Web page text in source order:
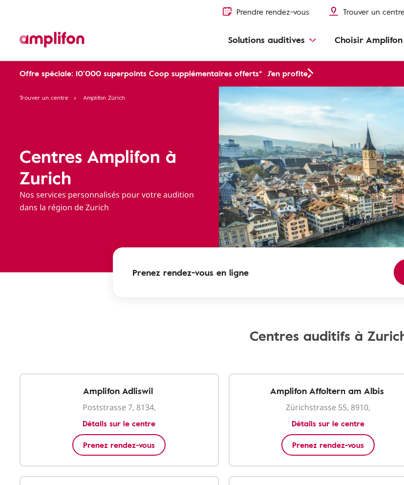
Prendre rendez-vous Trouver un
Solutions auditives Choisir Amplifon
Offre spéciale: 10’000 superpoints Coop supplémentaires offerts* J'en profite
Trouver un centre Amplifon Zürich
Centres Amplifon à
Zurich
Nos services personnalisés pour votre audition
dans la région de Zurich
Prenez rendez-vous en ligne
Centres auditifs à
Amplifon Adliswil
Poststrasse 7, 8134,
Détails sur le centre
Prenez rendez-vous
Amplifon Affoltern am Albis
Zürichstrasse 55, 8910,
Détails sur le centre
Prenez rendez-vous